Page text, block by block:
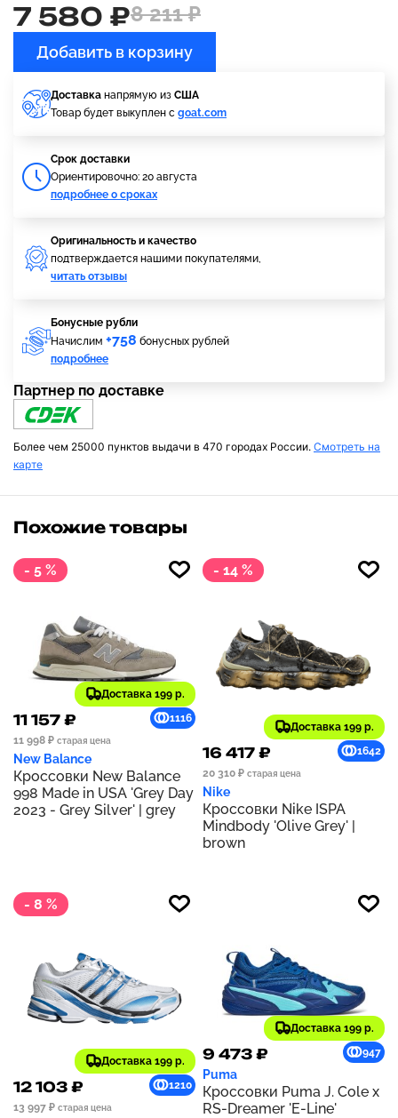
7 580 ₽8 211 ₽
Добавить в корзину
Доставка напрямую из США
Товар будет выкуплен с goat.com
Cрок доставки
Ориентировочно: 20 августа
подробнее о сроках
Оригинальность и качество
подтверждается нашими покупателями,
читать отзывы
Бонусные рубли
Начислим +758 бонусных рублей
подробнее
Партнер по доставке
Более чем 25000 пунктов выдачи в 470 городах России. Смотреть на
карте
Похожие товары
- 5 %
Доставка 199 р.
11 157 ₽
1116
11 998 ₽ старая цена
New Balance
Кроссовки New Balance
998 Made in USA 'Grey Day
2023 - Grey Silver' | grey
- 14 %
Доставка 199 р.
16 417 ₽
1642
20 310 ₽ старая цена
Nike
Кроссовки Nike ISPA
Mindbody 'Olive Grey' |
brown
- 8 %
Доставка 199 р.
12 103 ₽
1210
13 997 ₽ старая цена
Доставка 199 р.
9 473 ₽ 947
Puma
Кроссовки Puma J. Cole x
RS-Dreamer 'E-Line'